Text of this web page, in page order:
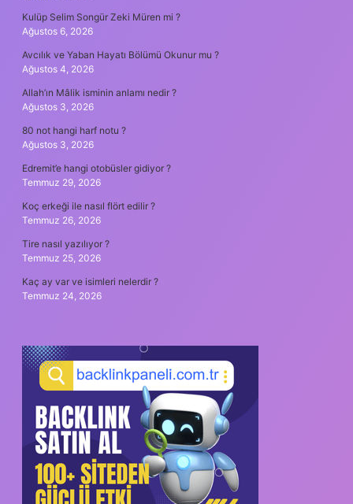
Kulüp Selim Songür Zeki Müren mi ?
Ağustos 6, 2026
Avcılık ve Yaban Hayatı Bölümü Okunur mu ?
Ağustos 4, 2026
Allah’ın Mâlik isminin anlamı nedir ?
Ağustos 3, 2026
80 not hangi harf notu ?
Ağustos 3, 2026
Edremit’e hangi otobüsler gidiyor ?
Temmuz 29, 2026
Koç erkeği ile nasıl flört edilir ?
Temmuz 26, 2026
Tire nasıl yazılıyor ?
Temmuz 25, 2026
Kaç ay var ve isimleri nelerdir ?
Temmuz 24, 2026